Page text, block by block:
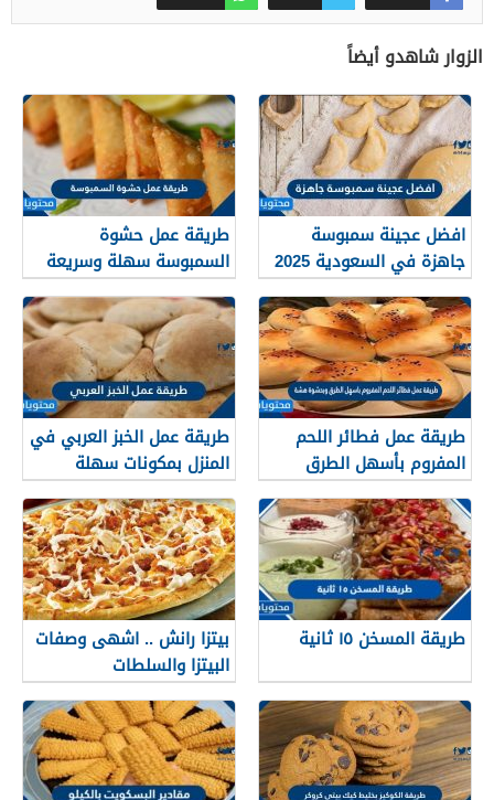
الزوار شاهدو أيضاً
افضل عجينة سمبوسة
جاهزة في السعودية 2025
طريقة عمل حشوة
السمبوسة سهلة وسريعة
طريقة عمل فطائر اللحم
المفروم بأسهل الطرق
وبحشوة هشة
طريقة عمل الخبز العربي في
المنزل بمكونات سهلة
وخطوات بسيطة
طريقة المسخن ١٥ ثانية
بيتزا رانش .. اشهى وصفات
البيتزا والسلطات